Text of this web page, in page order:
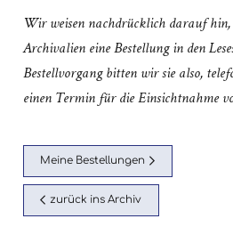
Wir weisen nachdrücklich darauf hin,
Archivalien eine Bestellung in den
Bestellvorgang bitten wir sie also,
einen Termin für die Einsichtnahme
Meine Bestellungen
zurück ins Archiv